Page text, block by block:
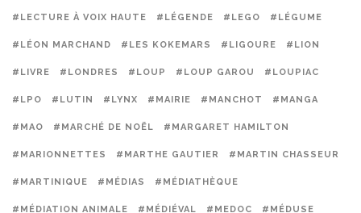
#LECTURE À VOIX HAUTE #LÉGENDE #LEGO #LÉGUME
#LÉON MARCHAND #LES KOKEMARS #LIGOURE #LION
#LIVRE #LONDRES #LOUP #LOUP GAROU #LOUPIAC
#LPO #LUTIN #LYNX #MAIRIE #MANCHOT #MANGA
#MAO #MARCHÉ DE NOËL #MARGARET HAMILTON
#MARIONNETTES #MARTHE GAUTIER #MARTIN CHASSEUR
#MARTINIQUE #MÉDIAS #MÉDIATHÈQUE
#MÉDIATION ANIMALE #MÉDIÉVAL #MEDOC #MÉDUSE